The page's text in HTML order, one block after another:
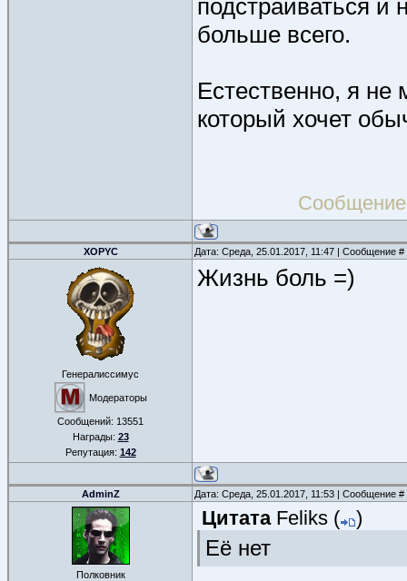
подстраиваться и
больше всего.
Естественно, я не
который хочет
XOPYC Дата: Среда, 25.01.2017, 11:47 | Сообщение #
Генералиссимус
Модераторы
Сообщений: 13551
Награды: 23
Репутация: 142
Жизнь боль =)
AdminZ Дата: Среда, 25.01.2017, 11:53 | Сообщение #
Полковник
Цитата Feliks ( )
Её нет